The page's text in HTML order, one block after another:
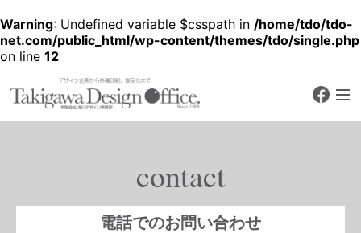
Warning: Undefined variable $csspath in /home/tdo/tdo-
net.com/public_html/wp-content/themes/tdo/single.php
on line 12
デザイン企画から各種印刷、製品化
contact
電話でのお問い合わせ